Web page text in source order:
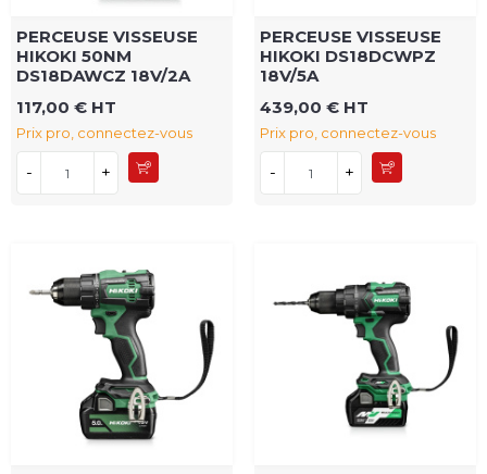
PERCEUSE VISSEUSE
HIKOKI 50NM
DS18DAWCZ 18V/2A
117,00 € HT
Prix pro, connectez-vous
- +
PERCEUSE VISSEUSE
HIKOKI DS18DCWPZ
18V/5A
439,00 € HT
Prix pro, connectez-vous
- +